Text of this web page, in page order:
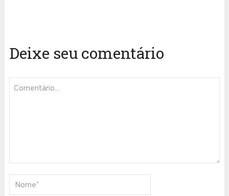
Deixe seu comentário